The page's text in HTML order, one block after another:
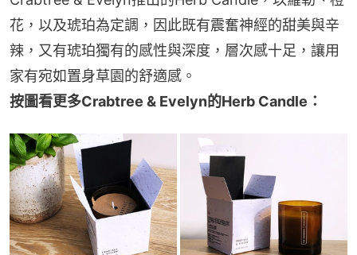
花，以及琥珀為定調，因此既有震奮神經的甜美與辛
辣，又有琥珀獨有的感性與深度，層次感十足，讓用
家有宛如置身草園的舒適感。
按圖看更多Crabtree & Evelyn的Herb Candle：